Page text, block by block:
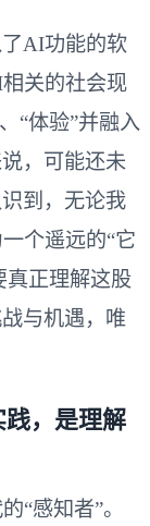
AI功能的软
关的社会现
“体验”并融入
，可能还未
到，无论我
个遥远的“它
真正理解这股
与机遇，唯
践，是理解
“感知者”。